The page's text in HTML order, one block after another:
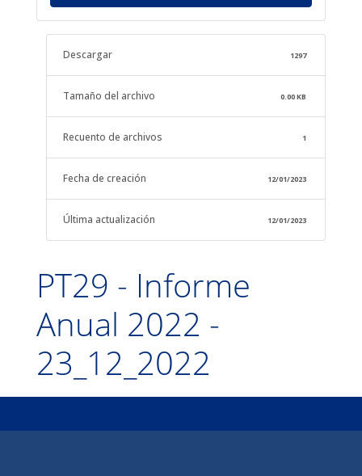
Descargar 1297
Tamaño del archivo 0.00 KB
Recuento de archivos 1
Fecha de creación 12/01/2023
Última actualización 12/01/2023
PT29 - Informe
Anual 2022 -
23_12_2022